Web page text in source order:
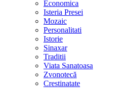
Economica
Isteria Presei
Mozaic
Personalitati
Istorie
Sinaxar
Traditii
Viata Sanatoasa
Zvonotecă
Crestinatate